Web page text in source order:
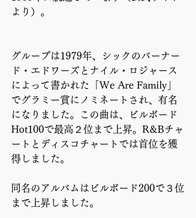
より）。
グループは1979年、シックのバーナー
ド・エドワーズとナイル・ロジャース
によって書かれた「We Are Family」
でグラミー賞にノミネートされ、有名
になりました。この曲は、ビルボード
Hot100で最高２位まで上昇。R&Bチャ
ートとディスコチャートでは首位を獲
得しました。
同名のアルバムはビルボード200で３位
まで上昇しました。